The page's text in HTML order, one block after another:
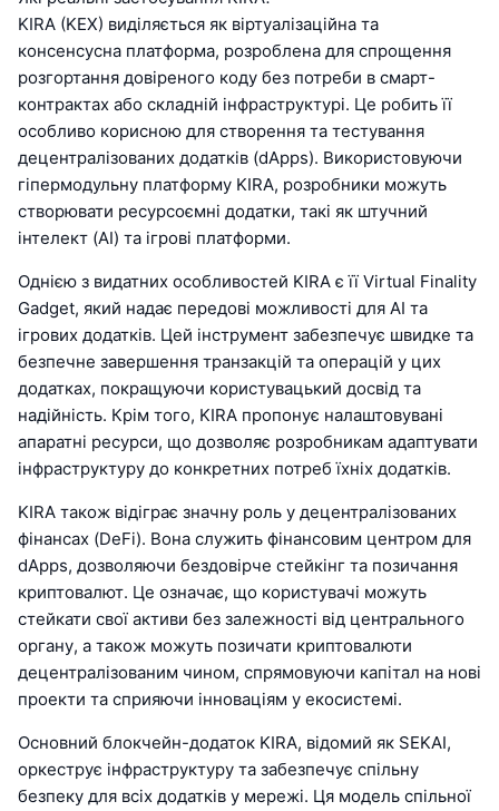
KIRA (KEX) виділяється як віртуалізаційна та
консенсусна платформа, розроблена для спрощення
розгортання довіреного коду без потреби в смарт-
контрактах або складній інфраструктурі. Це робить її
особливо корисною для створення та тестування
децентралізованих додатків (dApps). Використовуючи
гіпермодульну платформу KIRA, розробники можуть
створювати ресурсоємні додатки, такі як штучний
інтелект (AI) та ігрові платформи.
Однією з видатних особливостей KIRA є її Virtual Finality
Gadget, який надає передові можливості для AI та
ігрових додатків. Цей інструмент забезпечує швидке та
безпечне завершення транзакцій та операцій у цих
додатках, покращуючи користувацький досвід та
надійність. Крім того, KIRA пропонує налаштовувані
апаратні ресурси, що дозволяє розробникам адаптувати
інфраструктуру до конкретних потреб їхніх додатків.
KIRA також відіграє значну роль у децентралізованих
фінансах (DeFi). Вона служить фінансовим центром для
dApps, дозволяючи бездовірче стейкінг та позичання
криптовалют. Це означає, що користувачі можуть
стейкати свої активи без залежності від центрального
органу, а також можуть позичати криптовалюти
децентралізованим чином, спрямовуючи капітал на нові
проекти та сприяючи інноваціям у екосистемі.
Основний блокчейн-додаток KIRA, відомий як SEKAI,
оркеструє інфраструктуру та забезпечує спільну
безпеку для всіх додатків у мережі. Ця модель спільної